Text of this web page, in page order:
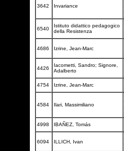
3642 Invariance
6540
Istituto didattico pedagogico
della Resistenza
4686 Izrine, Jean-Marc
4426
Iacometti, Sandro; Signore,
Adalberto
4754 Izrine, Jean-Marc
4584 Ilari, Massimiliano
4998 IBAÑEZ, Tomás
6094 ILLICH, Ivan